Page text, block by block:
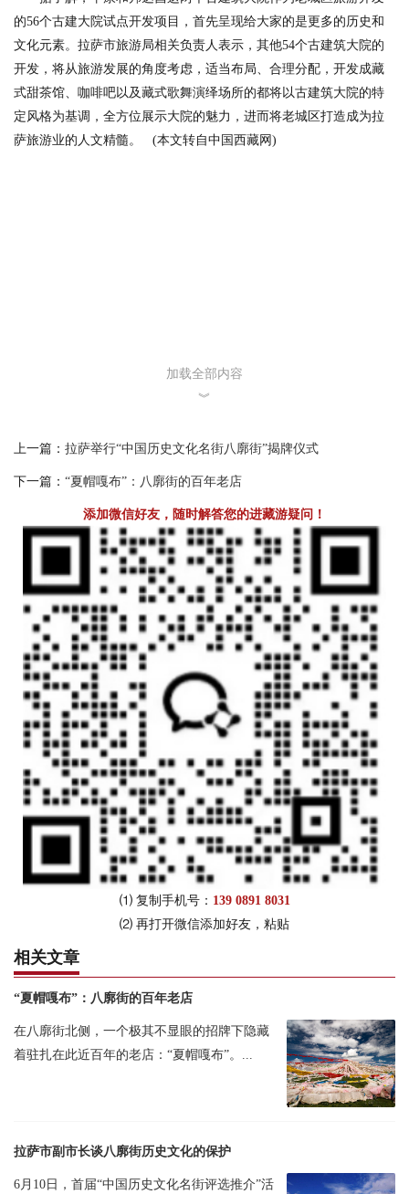
的56个古建大院试点开发项目，首先呈现给大家的是更多的历史和
文化元素。拉萨市旅游局相关负责人表示，其他54个古建筑大院的
开发，将从旅游发展的角度考虑，适当布局、合理分配，开发成藏
式甜茶馆、咖啡吧以及藏式歌舞演绎场所的都将以古建筑大院的特
定风格为基调，全方位展示大院的魅力，进而将老城区打造成为拉
萨旅游业的人文精髓。 (本文转自中国西藏网)
加载全部内容
︾
上一篇： 拉萨举行“中国历史文化名街八廓街”揭牌仪式
下一篇： “夏帽嘎布”：八廓街的百年老店
添加微信好友，随时解答您的进藏游疑问！
⑴ 复制手机号： 139 0891 8031
⑵ 再打开微信添加好友，粘贴
相关文章
“夏帽嘎布”：八廓街的百年老店
在八廓街北侧，一个极其不显眼的招牌下隐藏
着驻扎在此近百年的老店：“夏帽嘎布”。...
拉萨市副市长谈八廓街历史文化的保护
6月10日，首届“中国历史文化名街评选推介”活